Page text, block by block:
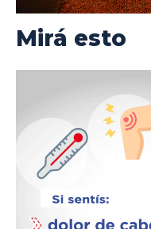
Mirá esto